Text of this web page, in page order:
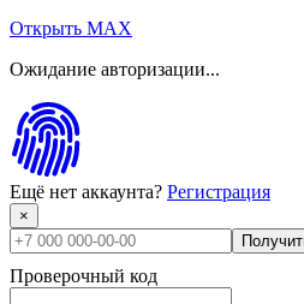
Открыть MAX
Ожидание авторизации...
Ещё нет аккаунта? Регистрация
×
Проверочный код